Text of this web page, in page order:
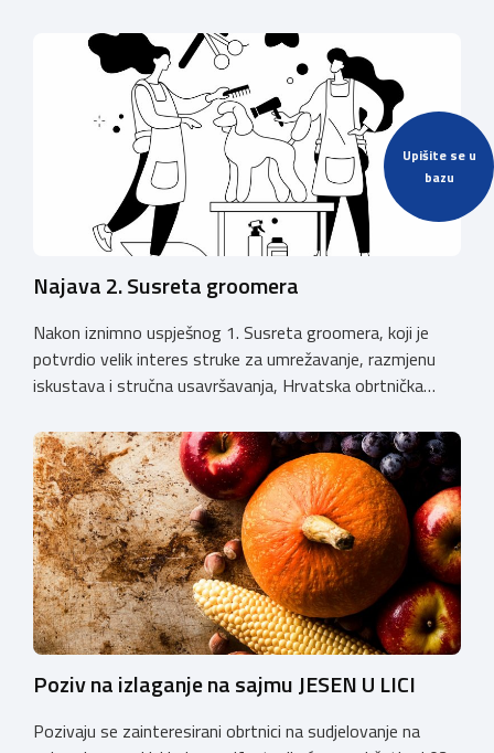
Upišite se u
bazu
Najava 2. Susreta groomera
Nakon iznimno uspješnog 1. Susreta groomera, koji je
potvrdio velik interes struke za umrežavanje, razmjenu
iskustava i stručna usavršavanja, Hrvatska obrtnička
održati 12. rujna u Kongresnom centru na Zagrebačkom
velesajmu. Susret će i ove godine okupiti groomere,
stručnjake i zaljubljenike u njegu pasa iz cijele Hrvatske,
[…]
Poziv na izlaganje na sajmu JESEN U LICI
Pozivaju se zainteresirani obrtnici na sudjelovanje na